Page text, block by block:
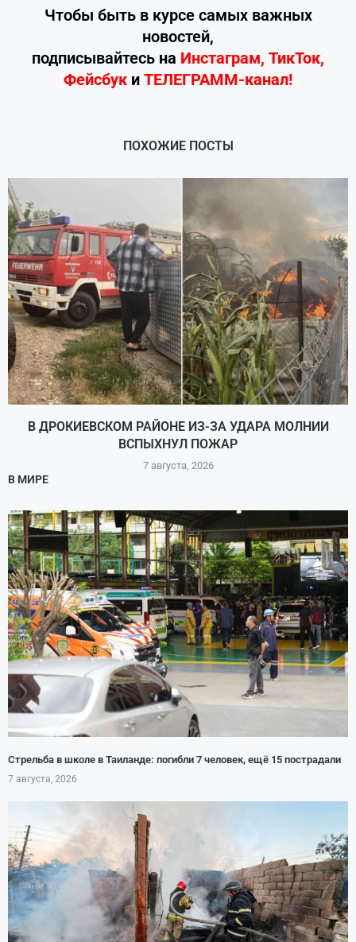
Чтобы быть в курсе самых важных
новостей,
подписывайтесь на Инстаграм, ТикТок,
Фейсбук и ТЕЛЕГРАММ-канал!
ПОХОЖИЕ ПОСТЫ
В ДРОКИЕВСКОМ РАЙОНЕ ИЗ-ЗА УДАРА МОЛНИИ
ВСПЫХНУЛ ПОЖАР
7 августа, 2026
В МИРЕ
Стрельба в школе в Таиланде: погибли 7 человек, ещё 15 пострадали
7 августа, 2026